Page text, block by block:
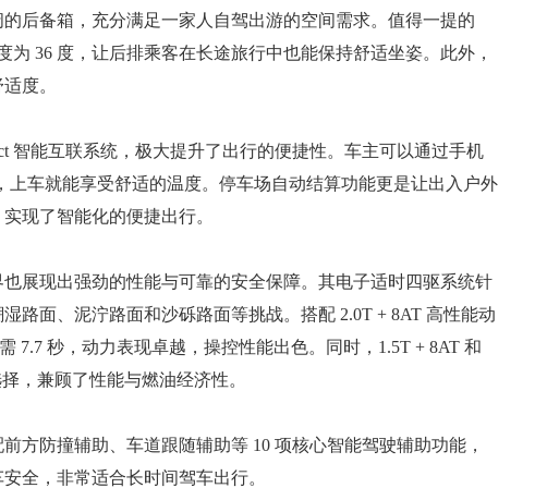
后备箱，充分满足一家人自驾出游的空间需求。值得一提的
36 度，让后排乘客在长途旅行中也能保持舒适坐姿。此外，
度。
智能互联系统，极大提升了出行的便捷性。车主可以通过手机
上车就能享受舒适的温度。停车场自动结算功能更是让出入户外
现了智能化的便捷出行。
展现出强劲的性能与可靠的安全保障。其电子适时四驱系统针
路面、泥泞路面和沙砾路面等挑战。搭配 2.0T + 8AT 高性能动
7.7 秒，动力表现卓越，操控性能出色。同时，1.5T + 8AT 和
，兼顾了性能与燃油经济性。
方防撞辅助、车道跟随辅助等 10 项核心智能驾驶辅助功能，
全，非常适合长时间驾车出行。